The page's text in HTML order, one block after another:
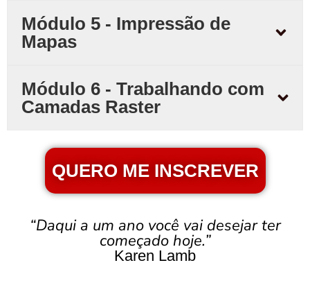
Módulo 5 - Impressão de
Mapas
Módulo 6 - Trabalhando com
Camadas Raster
QUERO ME INSCREVER
“Daqui a um ano você vai desejar ter
começado hoje.”
Karen Lamb